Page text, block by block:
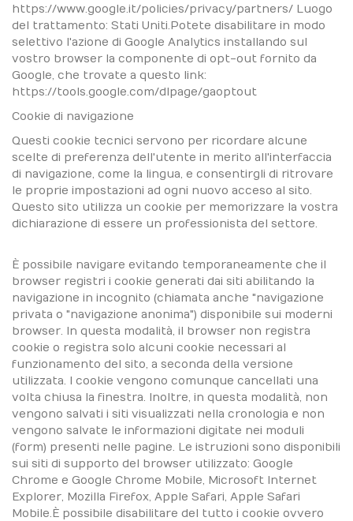
https://www.google.it/policies/privacy/partners/ Luogo
del trattamento: Stati Uniti.Potete disabilitare in modo
selettivo l'azione di Google Analytics installando sul
vostro browser la componente di opt-out fornito da
Google, che trovate a questo link:
https://tools.google.com/dlpage/gaoptout
Cookie di navigazione
Questi cookie tecnici servono per ricordare alcune
scelte di preferenza dell'utente in merito all'interfaccia
di navigazione, come la lingua, e consentirgli di ritrovare
le proprie impostazioni ad ogni nuovo acceso al sito.
Questo sito utilizza un cookie per memorizzare la vostra
dichiarazione di essere un professionista del settore.
È possibile navigare evitando temporaneamente che il
browser registri i cookie generati dai siti abilitando la
navigazione in incognito (chiamata anche "navigazione
privata o "navigazione anonima") disponibile sui moderni
browser. In questa modalità, il browser non registra
cookie o registra solo alcuni cookie necessari al
funzionamento del sito, a seconda della versione
utilizzata. I cookie vengono comunque cancellati una
volta chiusa la finestra. Inoltre, in questa modalità, non
vengono salvati i siti visualizzati nella cronologia e non
vengono salvate le informazioni digitate nei moduli
(form) presenti nelle pagine. Le istruzioni sono disponibili
sui siti di supporto del browser utilizzato: Google
Chrome e Google Chrome Mobile, Microsoft Internet
Explorer, Mozilla Firefox, Apple Safari, Apple Safari
Mobile.È possibile disabilitare del tutto i cookie ovvero